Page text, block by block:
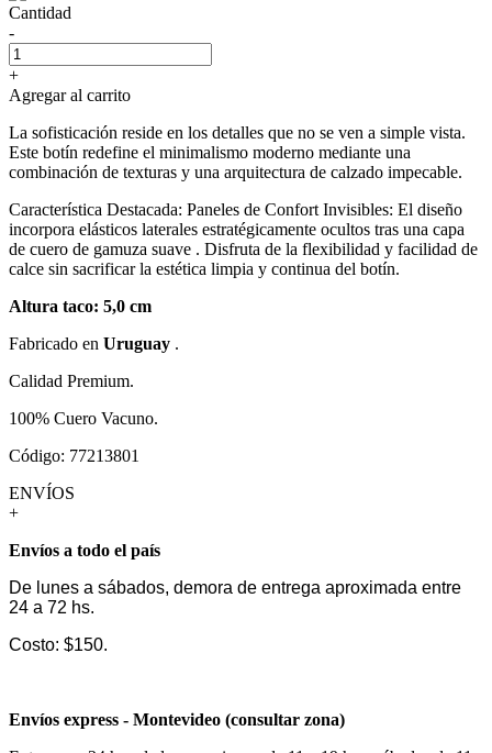
Cantidad
-
+
Agregar al carrito
La sofisticación reside en los detalles que no se ven a simple vista.
Este botín redefine el minimalismo moderno mediante una
combinación de texturas y una arquitectura de calzado impecable.
Característica Destacada: Paneles de Confort Invisibles: El diseño
incorpora elásticos laterales estratégicamente ocultos tras una capa
de cuero de gamuza suave . Disfruta de la flexibilidad y facilidad de
calce sin sacrificar la estética limpia y continua del botín.
Altura taco: 5,0 cm
Fabricado en Uruguay .
Calidad Premium.
100% Cuero Vacuno.
Código: 77213801
ENVÍOS
+
Envíos a todo el país
De lunes a sábados, demora de entrega aproximada entre
24 a 72 hs.
Costo: $150.
Envíos express - Montevideo (consultar zona)